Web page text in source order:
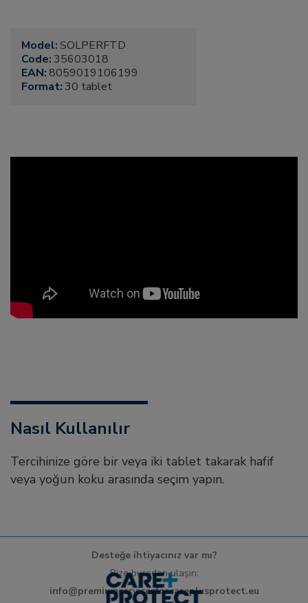
Model:SOLPERFTD
Code: 35603018
EAN: 8059019106199
Format: 30 tablet
Nasıl Kullanılır
Tercihinize göre bir veya iki tablet takarak hafif
veya yoğun koku arasında seçim yapın.
Desteğe ihtiyacınız var mı?
Bize buradan ulaşın:
info@premiumservicesforcareplusprotect.eu